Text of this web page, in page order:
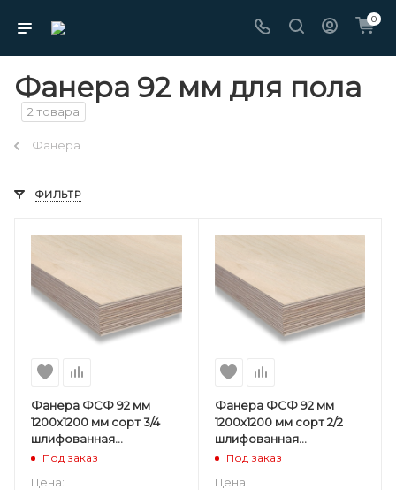
0
Фанера 92 мм для пола
2 товара
Фанера
ФИЛЬТР
Фанера ФСФ 92 мм
1200х1200 мм сорт 3/4
шлифованная
березовая
Под заказ
Цена:
Фанера ФСФ 92 мм
1200х1200 мм сорт 2/2
шлифованная
березовая
Под заказ
Цена: